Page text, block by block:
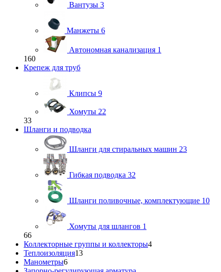
Вантузы 3
Манжеты 6
Автономная канализация 1
160
Крепеж для труб
Клипсы 9
Хомуты 22
33
Шланги и подводка
Шланги для стиральных машин 23
Гибкая подводка 32
Шланги поливочные, комплектующие 10
Хомуты для шлангов 1
66
Коллекторные группы и коллекторы4
Теплоизоляция13
Манометры6